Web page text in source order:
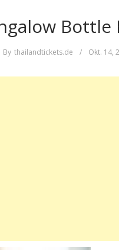
Bottle
By thailandtickets.de / Okt. 14,